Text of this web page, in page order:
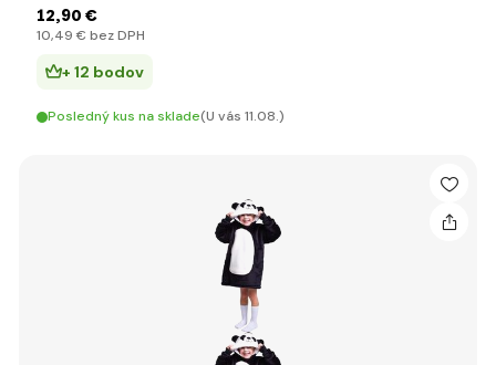
12,90 €
10,49 € bez DPH
+ 12 bodov
Posledný kus na sklade(U vás 11.08.)